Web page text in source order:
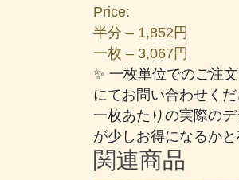
Price:
半分 – 1,852円
一枚 – 3,067円
✨ 一枚単位でのご注
にてお問い合わせく
一枚あたりの実際の
が少しお得になるか
関連商品